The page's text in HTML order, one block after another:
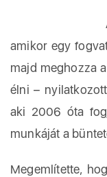
amikor egy
majd meghozza
élni –
aki 2006 óta
munkáját a
Megemlítette,